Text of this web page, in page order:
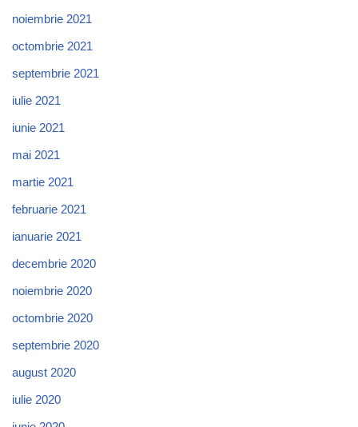
noiembrie 2021
octombrie 2021
septembrie 2021
iulie 2021
iunie 2021
mai 2021
martie 2021
februarie 2021
ianuarie 2021
decembrie 2020
noiembrie 2020
octombrie 2020
septembrie 2020
august 2020
iulie 2020